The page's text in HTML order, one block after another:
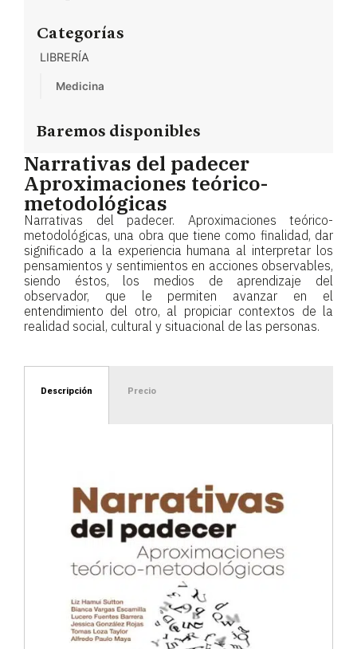
Categorías
LIBRERÍA
Medicina
Baremos disponibles
Narrativas del padecer
Aproximaciones teórico-
metodológicas
Narrativas del padecer. Aproximaciones teórico-
metodológicas, una obra que tiene como finalidad, dar
significado a la experiencia humana al interpretar los
pensamientos y sentimientos en acciones observables,
siendo éstos, los medios de aprendizaje del
observador, que le permiten avanzar en el
entendimiento del otro, al propiciar contextos de la
realidad social, cultural y situacional de las personas.
Descripción Precio